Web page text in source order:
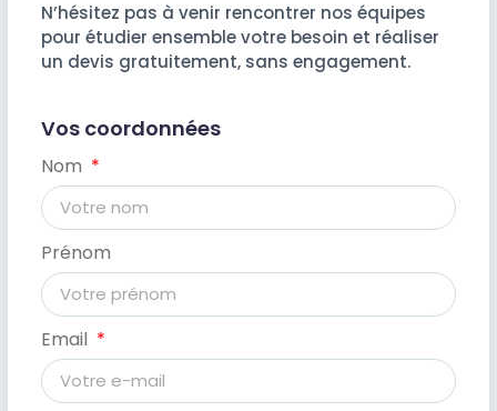
N’hésitez pas à venir rencontrer nos équipes
pour étudier ensemble votre besoin et réaliser
un devis gratuitement, sans engagement.
Vos coordonnées
Nom
Prénom
Email